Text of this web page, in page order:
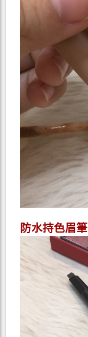
防水持色眉筆